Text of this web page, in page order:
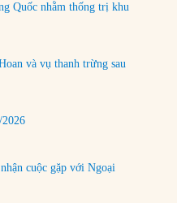
Quốc nhằm thống trị khu
và vụ thanh trừng sau
cuộc gặp với Ngoại